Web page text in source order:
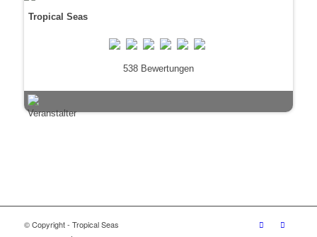
Tropical Seas
538 Bewertungen
© Copyright - Tropical Seas